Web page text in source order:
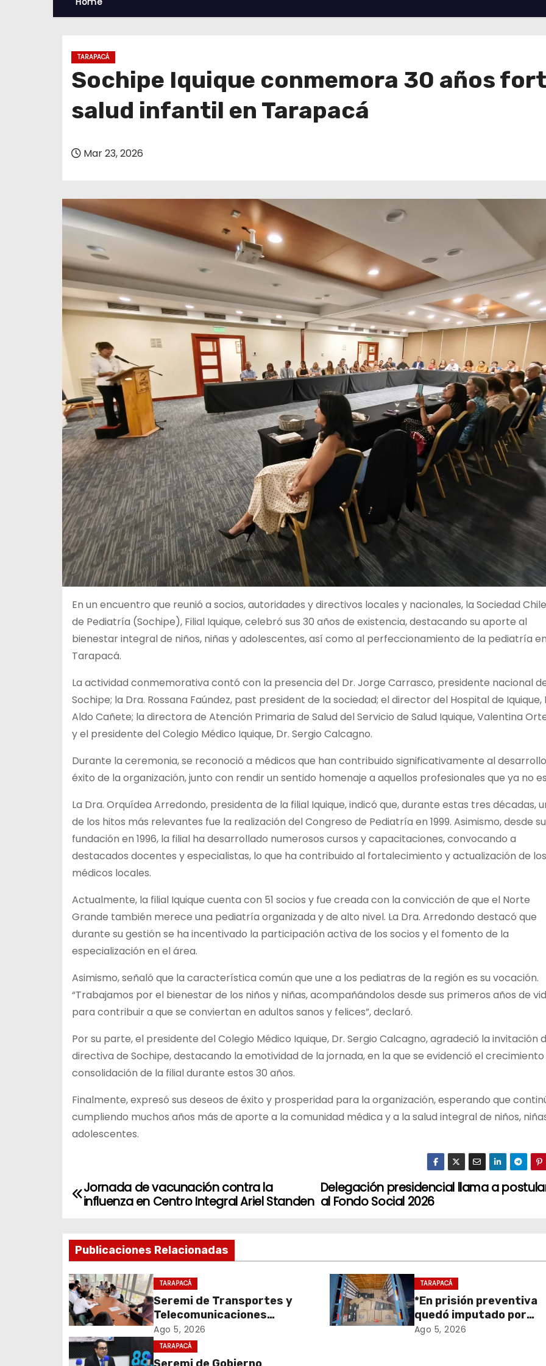
TARAPACÁ
Sochipe Iquique conmemora 30 años
salud infantil en Tarapacá
Mar 23, 2026
En un encuentro que reunió a socios, autoridades y directivos locales y nacionales, la Sociedad
de Pediatría (Sochipe), Filial Iquique, celebró sus 30 años de existencia, destacando su aporte al
bienestar integral de niños, niñas y adolescentes, así como al perfeccionamiento de la pediatría en
Tarapacá.
La actividad conmemorativa contó con la presencia del Dr. Jorge Carrasco, presidente nacional
Sochipe; la Dra. Rossana Faúndez, past president de la sociedad; el director del Hospital de Iquique,
Aldo Cañete; la directora de Atención Primaria de Salud del Servicio de Salud Iquique, Valentina
y el presidente del Colegio Médico Iquique, Dr. Sergio Calcagno.
Durante la ceremonia, se reconoció a médicos que han contribuido significativamente al
éxito de la organización, junto con rendir un sentido homenaje a aquellos profesionales que ya no
La Dra. Orquídea Arredondo, presidenta de la filial Iquique, indicó que, durante estas tres décadas,
de los hitos más relevantes fue la realización del Congreso de Pediatría en 1999. Asimismo, desde su
fundación en 1996, la filial ha desarrollado numerosos cursos y capacitaciones, convocando a
destacados docentes y especialistas, lo que ha contribuido al fortalecimiento y actualización de los
médicos locales.
Actualmente, la filial Iquique cuenta con 51 socios y fue creada con la convicción de que el Norte
Grande también merece una pediatría organizada y de alto nivel. La Dra. Arredondo destacó que
durante su gestión se ha incentivado la participación activa de los socios y el fomento de la
especialización en el área.
Asimismo, señaló que la característica común que une a los pediatras de la región es su vocación.
“Trabajamos por el bienestar de los niños y niñas, acompañándolos desde sus primeros años de
para contribuir a que se conviertan en adultos sanos y felices”, declaró.
Por su parte, el presidente del Colegio Médico Iquique, Dr. Sergio Calcagno, agradeció la invitación
directiva de Sochipe, destacando la emotividad de la jornada, en la que se evidenció el
consolidación de la filial durante estos 30 años.
Finalmente, expresó sus deseos de éxito y prosperidad para la organización, esperando que
cumpliendo muchos años más de aporte a la comunidad médica y a la salud integral de niños,
adolescentes.
N
v
e
g
a
c
Delegación presidencial llama a
al Fondo Social 2026
Jornada de vacunación contra la
influenza en Centro Integral Ariel Standen
Publicaciones Relacionadas
TARAPACÁ
Seremi de Transportes y
Telecomunicaciones
encabezó primera mesa de
coordinación para el retiro
de cables en desuso en
Ago 5, 2026
TARAPACÁ
*En prisión preventiva
quedó imputado por
receptación de
Ago 5, 2026
TARAPACÁ